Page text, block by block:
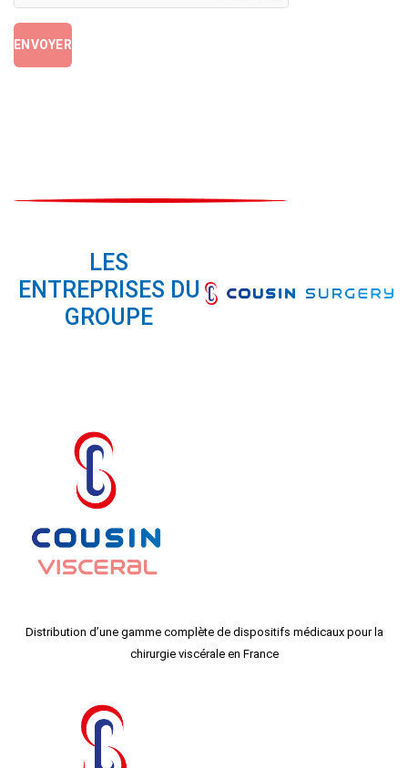
ENVOYER
LES
ENTREPRISES DU
GROUPE
Distribution d’une gamme complète de dispositifs médicaux pour la
chirurgie viscérale en France